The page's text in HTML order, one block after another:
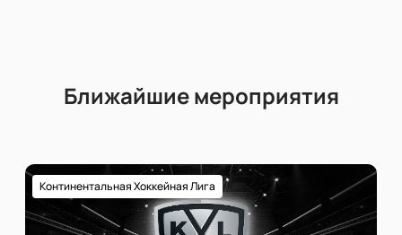
Ближайшие мероприятия
Континентальная Хоккейная Лига